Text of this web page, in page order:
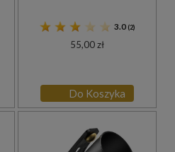
3.0 (2)
55,00 zł
Do Koszyka